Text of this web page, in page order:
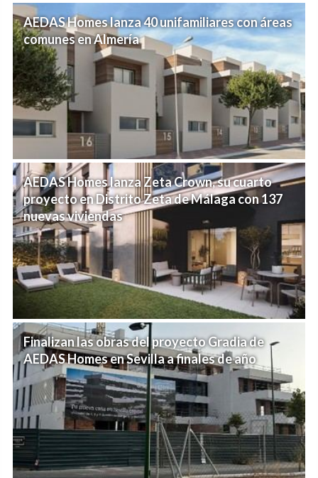
AEDAS Homes lanza 40 unifamiliares con áreas
comunes en Almería
AEDAS Homes lanza Zeta Crown, su cuarto
proyecto en Distrito Zeta de Málaga con 137
nuevas viviendas
Finalizan las obras del proyecto Gradia de
AEDAS Homes en Sevilla a finales de año